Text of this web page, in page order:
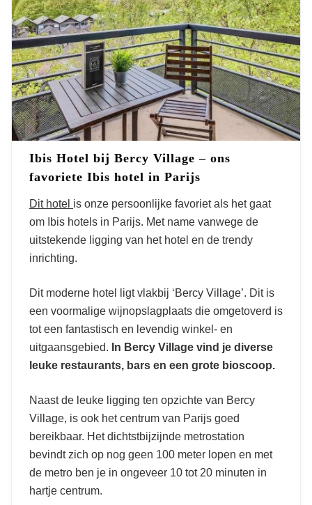
in Parijs
Ibis Hotel bij Bercy Village – ons
favoriete Ibis hotel in Parijs
Dit hotel is onze persoonlijke favoriet als het gaat
om Ibis hotels in Parijs. Met name vanwege de
uitstekende ligging van het hotel en de trendy
inrichting.
Dit moderne hotel ligt vlakbij ‘Bercy Village’. Dit is
een voormalige wijnopslagplaats die omgetoverd is
tot een fantastisch en levendig winkel- en
uitgaansgebied. In Bercy Village vind je diverse
leuke restaurants, bars en een grote bioscoop.
Naast de leuke ligging ten opzichte van Bercy
Village, is ook het centrum van Parijs goed
bereikbaar. Het dichtstbijzijnde metrostation
bevindt zich op nog geen 100 meter lopen en met
de metro ben je in ongeveer 10 tot 20 minuten in
hartje centrum.